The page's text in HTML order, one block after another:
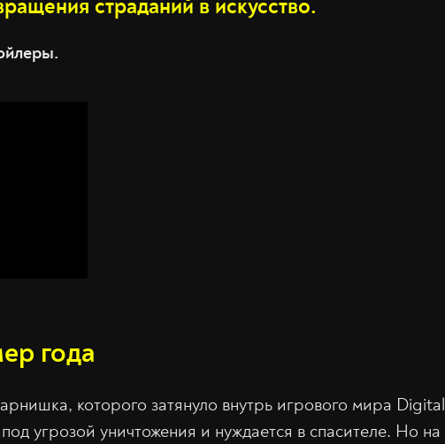
страданий в искусство.
года
которого затянуло внутрь игрового мира Digital
угрозой уничтожения и нуждается в спасителе. Но на